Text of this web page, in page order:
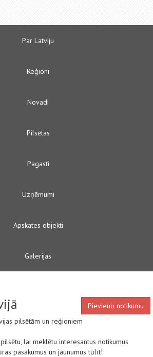
Par Latviju
Reģioni
Novadi
Pilsētas
Pagasti
Uzņēmumi
Apskates objekti
Galerijas
Pievieno notikumu
pilsētām un reģioniem
lai meklētu interesantus notikumus
pasākumus un jaunumus tūlīt!